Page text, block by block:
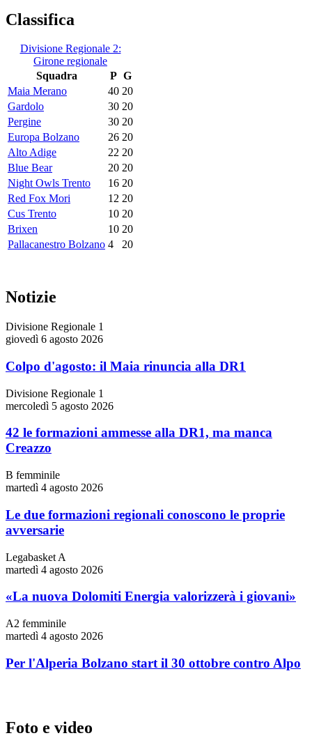
Classifica
Divisione Regionale 2:
Girone regionale
Squadra
P G
Maia Merano
40 20
Gardolo
30 20
Pergine
30 20
Europa Bolzano
26 20
Alto Adige
22 20
Blue Bear
20 20
Night Owls Trento
16 20
Red Fox Mori
12 20
Cus Trento
10 20
Brixen
10 20
Pallacanestro Bolzano 4 20
Notizie
Divisione Regionale 1
giovedì 6 agosto 2026
Colpo d'agosto: il Maia rinuncia alla DR1
Divisione Regionale 1
mercoledì 5 agosto 2026
42 le formazioni ammesse alla DR1, ma manca
Creazzo
B femminile
martedì 4 agosto 2026
Le due formazioni regionali conoscono le proprie
avversarie
Legabasket A
martedì 4 agosto 2026
«La nuova Dolomiti Energia valorizzerà i giovani»
A2 femminile
martedì 4 agosto 2026
Per l'Alperia Bolzano start il 30 ottobre contro Alpo
Foto e video